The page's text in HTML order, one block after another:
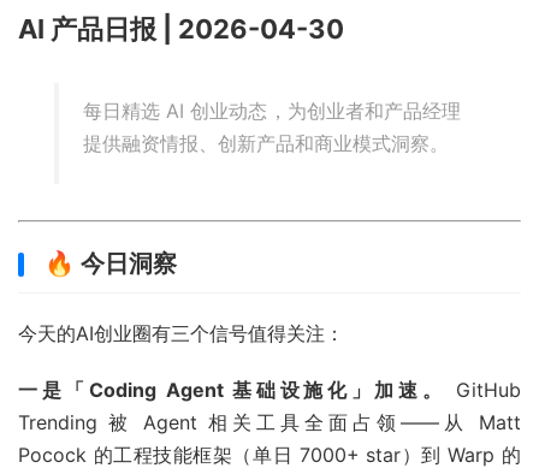
AI 产品日报 | 2026-04-30
每日精选 AI 创业动态，为创业者和产品经理
提供融资情报、创新产品和商业模式洞察。
🔥 今日洞察
今天的AI创业圈有三个信号值得关注：
一是「Coding Agent 基础设施化」加速。
GitHub
Trending 被 Agent 相关工具全面占领——从 Matt
Pocock 的工程技能框架（单日 7000+ star）到 Warp 的